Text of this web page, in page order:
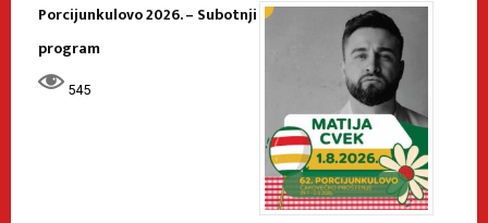
Porcijunkulovo 2026. – Subotnji
program
545